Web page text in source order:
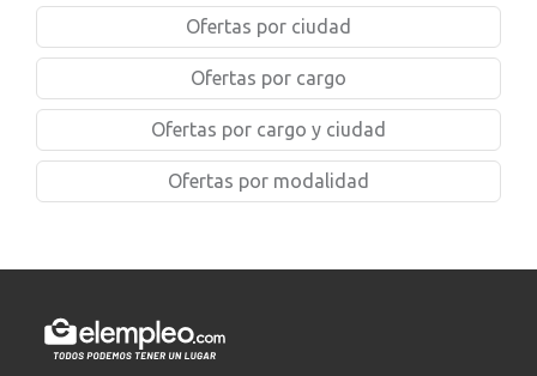
Ofertas por ciudad
Ofertas por cargo
Ofertas por cargo y ciudad
Ofertas por modalidad